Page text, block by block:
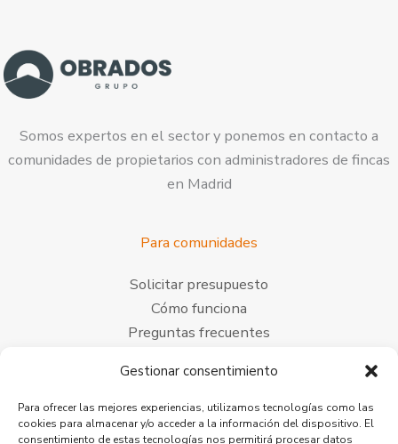
Gestionar consentimiento
Para ofrecer las mejores experiencias, utilizamos tecnologías como las
cookies para almacenar y/o acceder a la información del dispositivo. El
consentimiento de estas tecnologías nos permitirá procesar datos
Somos expertos en el sector y ponemos en contacto a
comunidades de propietarios con administradores de fincas
en Madrid
Para comunidades
Solicitar presupuesto
Cómo funciona
Preguntas frecuentes
Colaborar como administrador